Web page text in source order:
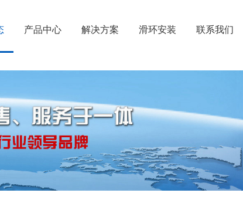
产品中心 解决方案 滑环安装 联系我们